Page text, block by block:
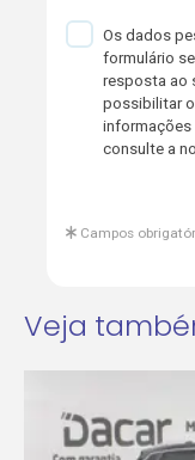
Os dados
formulário
resposta ao
possibilitar
informações
consulte a
Campos
Veja